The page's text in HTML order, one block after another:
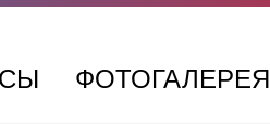
ФОТОГАЛЕРЕЯ